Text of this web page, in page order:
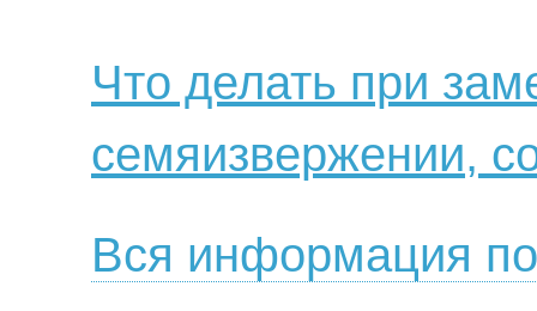
Что делать при
семяизвержении,
Вся информация